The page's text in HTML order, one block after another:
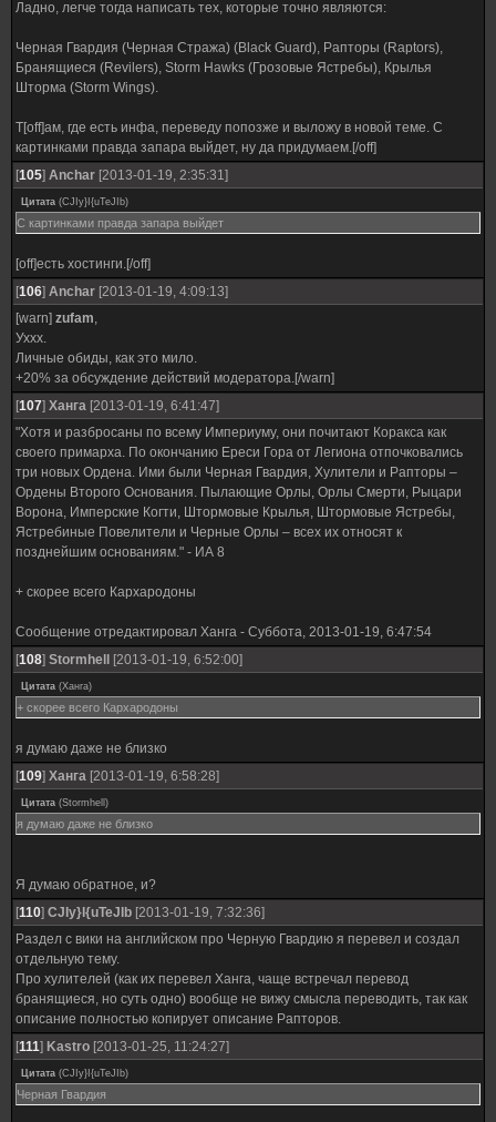
Ладно, легче тогда написать тех, которые точно являются:
Черная Гвардия (Черная Стража) (Black Guard), Рапторы (Raptors),
Бранящиеся (Revilers), Storm Hawks (Грозовые Ястребы), Крылья
Шторма (Storm Wings).
Т[off]ам, где есть инфа, переведу попозже и выложу в новой теме. С
картинками правда запара выйдет, ну да придумаем.[/off]
[105] Anchar [2013-01-19, 2:35:31]
Цитата (CJIy}I{uTeJIb)
С картинками правда запара выйдет
[off]есть хостинги.[/off]
[106] Anchar [2013-01-19, 4:09:13]
[warn] zufam,
Уххх.
Личные обиды, как это мило.
+20% за обсуждение действий модератора.[/warn]
[107] Ханга [2013-01-19, 6:41:47]
"Хотя и разбросаны по всему Империуму, они почитают Коракса как
своего примарха. По окончанию Ереси Гора от Легиона отпочковались
три новых Ордена. Ими были Черная Гвардия, Хулители и Рапторы –
Ордены Второго Основания. Пылающие Орлы, Орлы Смерти, Рыцари
Ворона, Имперские Когти, Штормовые Крылья, Штормовые Ястребы,
Ястребиные Повелители и Черные Орлы – всех их относят к
позднейшим основаниям." - ИА 8
+ скорее всего Кархародоны
Сообщение отредактировал Ханга - Суббота, 2013-01-19, 6:47:54
[108] Stormhell [2013-01-19, 6:52:00]
Цитата (Ханга)
+ скорее всего Кархародоны
я думаю даже не близко
[109] Ханга [2013-01-19, 6:58:28]
Цитата (Stormhell )
я думаю даже не близко
Я думаю обратное, и?
[110] CJIy}I{uTeJIb [2013-01-19, 7:32:36]
Раздел с вики на английском про Черную Гвардию я перевел и создал
отдельную тему.
Про хулителей (как их перевел Ханга, чаще встречал перевод
бранящиеся, но суть одно) вообще не вижу смысла переводить, так как
описание полностью копирует описание Рапторов.
[111] Kastro [2013-01-25, 11:24:27]
Цитата (CJIy}I{uTeJIb)
Черная Гвардия